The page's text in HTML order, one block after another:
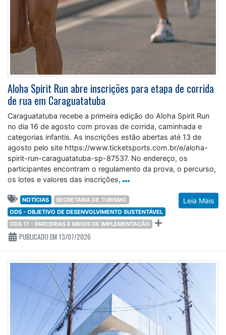
Aloha Spirit Run abre inscrições para etapa de corrida
de rua em Caraguatatuba
Caraguatatuba recebe a primeira edição do Aloha Spirit Run
no dia 16 de agosto com provas de corrida, caminhada e
categorias infantis. As inscrições estão abertas até 13 de
agosto pelo site https://www.ticketsports.com.br/e/aloha-
spirit-run-caraguatatuba-sp-87537. No endereço, os
participantes encontram o regulamento da prova, o percurso,
os lotes e valores das inscrições,
Leia Mais
NOTÍCIAS
SECRETARIA DE TURISMO
ODS - OBJETIVO DE DESENVOLVIMENTO SUSTENTÁVEL
ODS 17 - PARCERIAS E MEIOS DE IMPLEMENTAÇÃO
PUBLICADO EM 13/07/2026